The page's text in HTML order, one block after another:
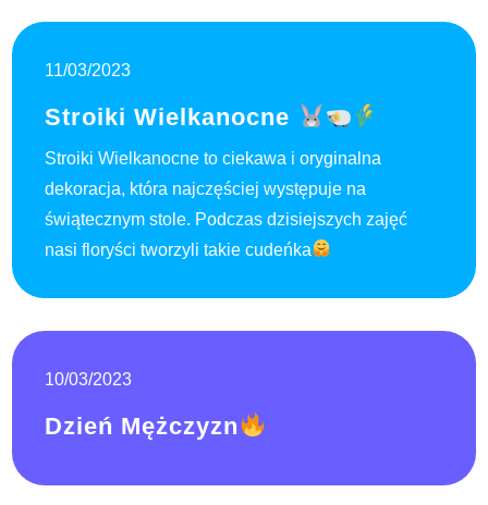
11/03/2023
Stroiki Wielkanocne
Stroiki Wielkanocne to ciekawa i oryginalna
dekoracja, która najczęściej występuje na
świątecznym stole. Podczas dzisiejszych zajęć
nasi floryści tworzyli takie cudeńka
10/03/2023
Dzień Mężczyzn